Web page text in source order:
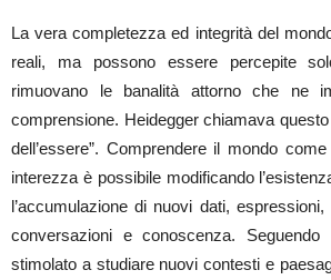
La vera completezza ed integrità del
reali, ma possono essere percepite
rimuovano le banalità attorno che ne
comprensione. Heidegger chiamava questo
dell’essere”. Comprendere il mondo
interezza è possibile modificando
l’accumulazione di nuovi dati,
conversazioni e conoscenza. Seguendo
stimolato a studiare nuovi contesti e